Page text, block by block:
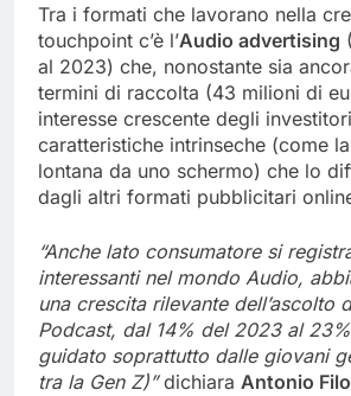
Tra i formati che lavorano nella
touchpoint c’è l’Audio advertising
al 2023) che, nonostante sia
termini di raccolta (43 milioni di
interesse crescente degli
caratteristiche intrinseche (come
lontana da uno schermo) che lo
dagli altri formati pubblicitari
“Anche lato consumatore si
interessanti nel mondo Audio,
una crescita rilevante dell’ascolto
Podcast, dal 14% del 2023 al
guidato soprattutto dalle giovani
tra la Gen Z)”dichiara Antonio